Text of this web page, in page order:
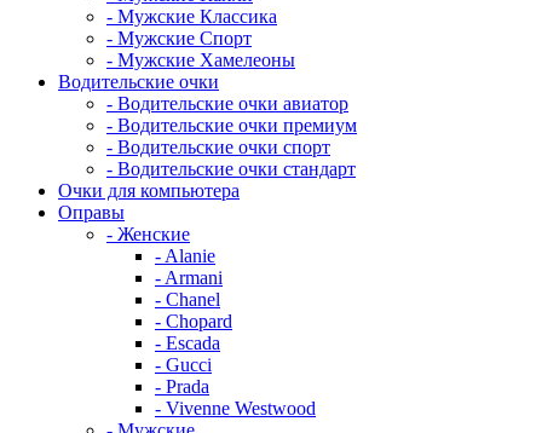
- Мужские Классика
- Мужские Спорт
- Мужские Хамелеоны
Водительские очки
- Водительские очки авиатор
- Водительские очки премиум
- Водительские очки спорт
- Водительские очки стандарт
Очки для компьютера
Оправы
- Женские
- Alanie
- Armani
- Chanel
- Chopard
- Escada
- Gucci
- Prada
- Vivenne Westwood